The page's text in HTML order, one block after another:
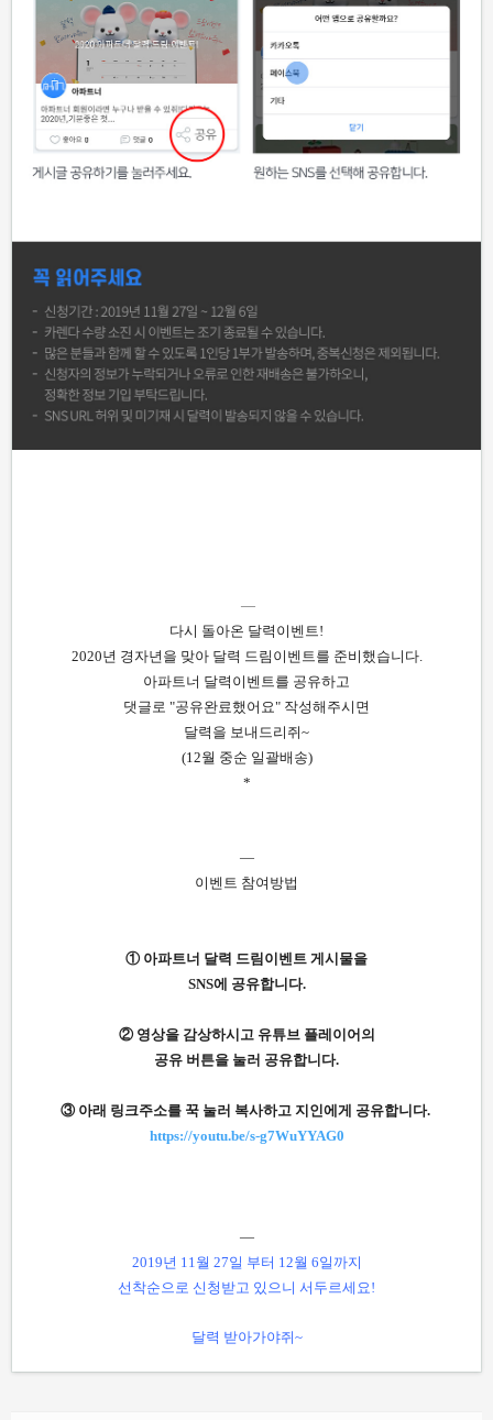
—
다시 돌아온 달력이벤트!
2020년 경자년을 맞아 달력 드림이벤트를 준비했습니다.
아파트너 달력이벤트를 공유하고
댓글로 "공유완료했어요" 작성해주시면
달력을 보내드리쥐~
(12월 중순 일괄배송)
*
—
이벤트 참여방법
① 아파트너 달력 드림이벤트 게시물을
SNS에 공유합니다.
② 영상을 감상하시고 유튜브 플레이어의
공유 버튼을 눌러 공유합니다.
③ 아래 링크주소를 꾹 눌러 복사하고 지인에게 공유합니다.
https://youtu.be/s-g7WuYYAG0
—
2019년 11월 27일 부터 12월 6일까지
선착순으로 신청받고 있으니 서두르세요!
달력 받아가야쥐~